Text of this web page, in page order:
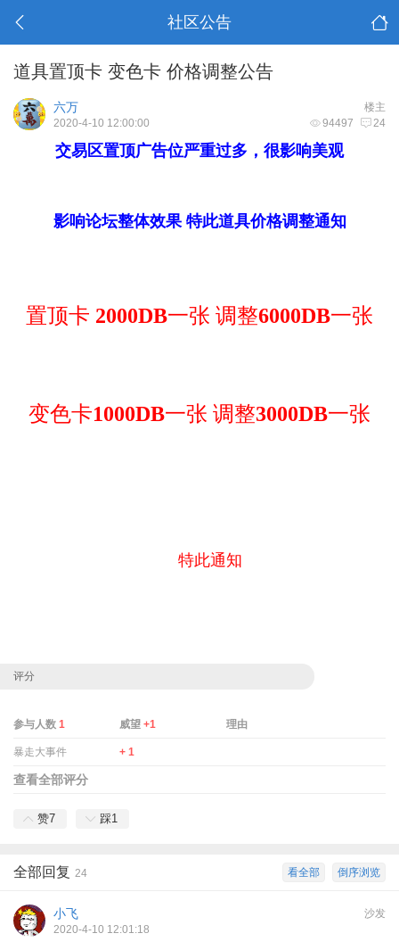
社区公告
道具置顶卡 变色卡 价格调整公告
楼主
六万
94497 24
2020-4-10 12:00:00
交易区置顶广告位严重过多，很影响美观
影响论坛整体效果 特此道具价格调整通知
置顶卡 2000DB一张 调整6000DB一张
变色卡1000DB一张 调整3000DB一张
特此通知
评分
参与人数 1 威望+1 理由
暴走大事件 + 1
查看全部评分
赞7 踩1
倒序浏览
看全部
全部回复 24
沙发
小飞
2020-4-10 12:01:18